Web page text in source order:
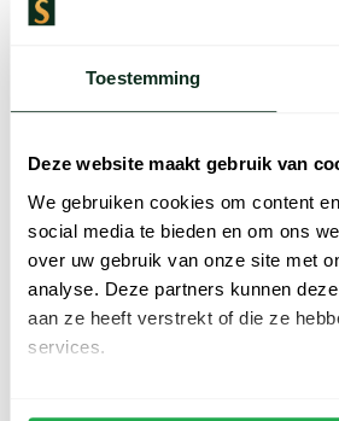
Toestemming
Deze website maakt gebruik van
We gebruiken cookies om content
social media te bieden en om ons
over uw gebruik van onze site met
analyse. Deze partners kunnen
aan ze heeft verstrekt of die ze
services.
Polo Ralph Lauren
€ 108,00
-
20%
Polo